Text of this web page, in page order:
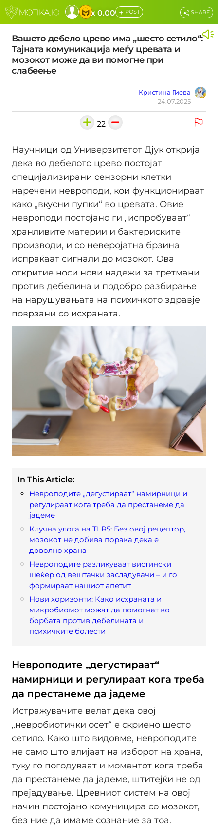
x 0.00 + POST
Вашето дебело црево има „шесто сетило“:
Тајната комуникација меѓу цревата и
мозокот може да ви помогне при
слабеење
Кристина Гиева
24.07.2025
SHARE
22
Научници од Универзитетот Дјук открија
дека во дебелото црево постојат
специјализирани сензорни клетки
наречени невроподи, кои функционираат
како „вкусни пупки“ во цревата. Овие
невроподи постојано ги „испробуваат“
хранливите материи и бактериските
производи, и со неверојатна брзина
испраќаат сигнали до мозокот. Ова
откритие носи нови надежи за третмани
против дебелина и подобро разбирање
на нарушувањата на психичкото здравје
поврзани со исхраната.
In This Article:
Невроподите „дегустираат“ намирници и
регулираат кога треба да престанеме да
јадеме
Клучна улога на TLR5: Без овој рецептор,
мозокот не добива порака дека е
доволно храна
Невроподите разликуваат вистински
шеќер од вештачки засладувачи – и го
формираат нашиот апетит
Нови хоризонти: Како исхраната и
микробиомот можат да помогнат во
борбата против дебелината и
психичките болести
Невроподите „дегустираат“
намирници и регулираат кога треба
да престанеме да јадеме
Истражувачите велат дека овој
„невробиотички осет“ е скриено шесто
сетило. Како што видовме, невроподите
не само што влијаат на изборот на храна,
туку го погодуваат и моментот кога треба
да престанеме да јадеме, штитејќи не од
прејадување. Цревниот систем на овој
начин постојано комуницира со мозокот,
без ние да имаме сознание за тоа.